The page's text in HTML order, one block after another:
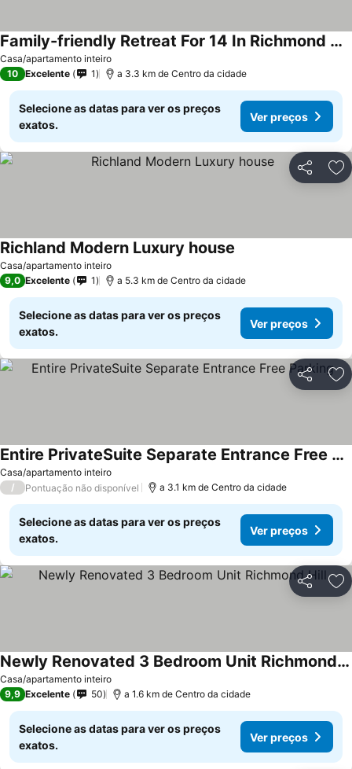
Casa/apartamento inteiro
Family-friendly Retreat For 14 In Richmond Hill
10 Excelente 1 a 3.3 km de Centro da cidade
Selecione as datas para ver os preços
exatos.
Ver preços
Partilhar
Casa/apartamento inteiro
Richland Modern Luxury house
9,0 Excelente 1 a 5.3 km de Centro da cidade
Selecione as datas para ver os preços
exatos.
Ver preços
Partilhar
Casa/apartamento inteiro
Entire PrivateSuite Separate Entrance Free Parking
/ Pontuação não disponível a 3.1 km de Centro da cidade
Selecione as datas para ver os preços
exatos.
Ver preços
Partilhar
Casa/apartamento inteiro
Newly Renovated 3 Bedroom Unit Richmond Hill
9,9 Excelente 50 a 1.6 km de Centro da cidade
Selecione as datas para ver os preços
exatos.
Ver preços